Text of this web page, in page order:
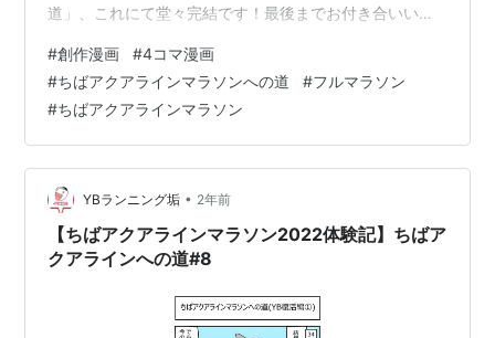
女子上位者成績
吉田香織 2:32:11
2 加瀬沢好美 2:58:20
宮崎めぐみ 3:01:46
元木弘美 3:06:14
3:09:51
道」、これにて堂々完結です！最後までお付き合いいた
ラインマラソンへ参加される方の参考になったでしょう
か？（笑）参加予定でなかった方も、興味が出てきまし
たら是非次回のちばアクアラインマラソンへご参加くだ
さい！2年に1度、11月上旬ごろに開催予定です。 ワイも
次こそちばアクアラインマラソン、出るぞ～！！ 【おま
け】イ…
#創作漫画 #4コマ漫画
#ちばアクアラインマラソンへの道 #フルマラソン
#ちばアクアラインマラソン
YBランニング垢 • 2年前
【ちばアクアラインマラソン2022体験記】ちばア
クアラインへの道#8